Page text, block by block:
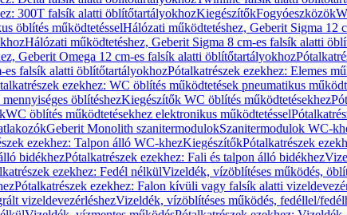
300T falsík alatti öblítőtartályokhozKiegészítőkFogyóeszközök
öblítés működtetésselHálózati működtetéshez, Geberit Sigma 12
Hálózati működtetéshez, Geberit Sigma 8 cm-es falsík alatti
Geberit Omega 12 cm-es falsík alatti öblítőtartályokhoz
es falsík alatti öblítőtartályokhozPótalkatrészek ezekhez: Elemes
ezekhez: WC öblítés működtetések pneumatikus
öblítéshezKiegészítők WC öblítés működtetésekhez
WC öblítés működtetésekhez elektronikus működtetéssel
Geberit Monolith szanitermodulokSzanitermodulok WC-
ezekhez: Talpon álló WC-khezKiegészítőkPótalkatrészek
bidékhezPótalkatrészek ezekhez: Fali és talpon álló bidékhez
ezekhez: Fedél nélkülVizeldék, vízöblítéses működés,
Pótalkatrészek ezekhez: Falon kívüli vagy falsík alatti
vizeldevezérléshezVizeldék, vízöblítéses működés, fedéllel/